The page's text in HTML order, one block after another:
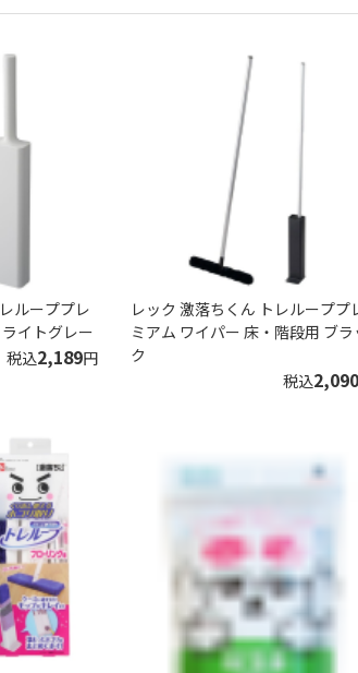
ループプレ
イトグレー
税込2,189円
レック 激落ちくん トレループプ
ミアム ワイパー 床・階段用 ブラ
ク
税込2,090